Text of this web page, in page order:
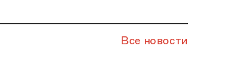
Все новости